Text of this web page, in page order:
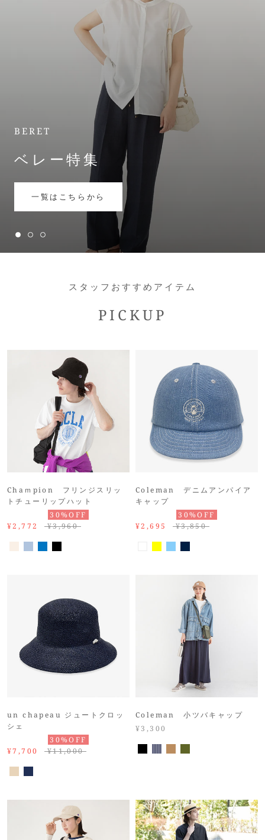
BERET
ベレー特集
一覧はこちらから
スタッフおすすめアイテム
PICKUP
Chaｍpion フリンジスリッ
トチューリップハット
30%OFF
¥2,772
¥3,960
Coleman デニムアンパイア
キャップ
30%OFF
¥2,695
¥3,850
un chapeau ジュートクロッ
シェ
30%OFF
¥7,700
¥11,000
Coleman 小ツバキャップ
¥3,300